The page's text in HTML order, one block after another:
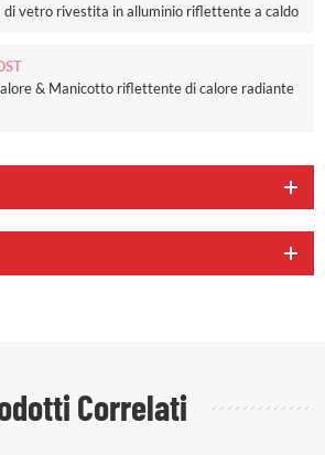
di vetro rivestita in alluminio riflettente a caldo
& Manicotto riflettente di calore radiante
Correlati